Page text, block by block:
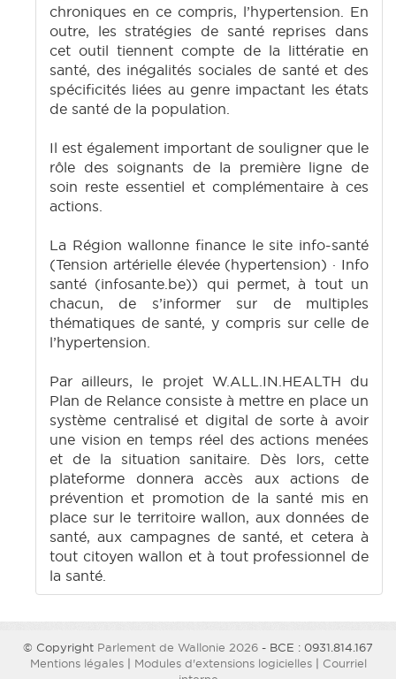
chroniques en ce compris, l’hypertension. En
outre, les stratégies de santé reprises dans
cet outil tiennent compte de la littératie en
santé, des inégalités sociales de santé et des
spécificités liées au genre impactant les états
de santé de la population.
Il est également important de souligner que le
rôle des soignants de la première ligne de
soin reste essentiel et complémentaire à ces
actions.
La Région wallonne finance le site info-santé
(Tension artérielle élevée (hypertension) · Info
santé (infosante.be)) qui permet, à tout un
chacun, de s’informer sur de multiples
thématiques de santé, y compris sur celle de
l’hypertension.
Par ailleurs, le projet W.ALL.IN.HEALTH du
Plan de Relance consiste à mettre en place un
système centralisé et digital de sorte à avoir
une vision en temps réel des actions menées
et de la situation sanitaire. Dès lors, cette
plateforme donnera accès aux actions de
prévention et promotion de la santé mis en
place sur le territoire wallon, aux données de
santé, aux campagnes de santé, et cetera à
tout citoyen wallon et à tout professionnel de
la santé.
© Copyright Parlement de Wallonie 2026 - BCE : 0931.814.167
Mentions légales| Modules d'extensions logicielles| Courriel